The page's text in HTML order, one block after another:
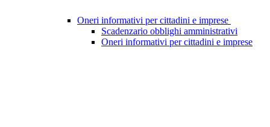
Oneri informativi per cittadini e imprese
Scadenzario obblighi amministrativi
Oneri informativi per cittadini e imprese